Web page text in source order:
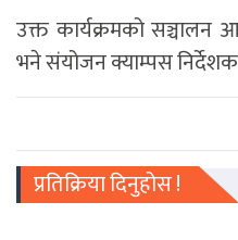
उक्त कार्यक्रमको
भने संयोजन क्याम्पस निर्देशक
प्रतिक्रिया दिनुहोस !